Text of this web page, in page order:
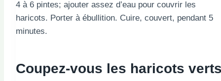
4 à 6 pintes; ajouter assez d’eau pour couvrir les
haricots. Porter à ébullition. Cuire, couvert, pendant 5
minutes.
Coupez-vous les haricots